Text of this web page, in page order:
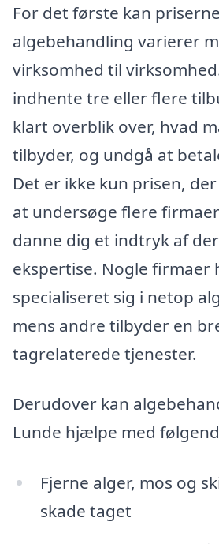
For det første kan
algebehandling varierer
virksomhed til
indhente tre eller flere
klart overblik over, hvad
tilbyder, og undgå at
Det er ikke kun prisen,
at undersøge flere
danne dig et indtryk af
ekspertise. Nogle firmaer
specialiseret sig i netop
mens andre tilbyder en
tagrelaterede tjenester.
Derudover kan
Lunde hjælpe med
Fjerne alger, mos og
skade taget